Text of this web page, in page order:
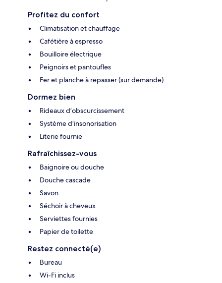
Profitez du confort
Climatisation et chauffage
Cafétière à espresso
Bouilloire électrique
Peignoirs et pantoufles
Fer et planche à repasser (sur demande)
Dormez bien
Rideaux d’obscurcissement
Système d’insonorisation
Literie fournie
Rafraîchissez-vous
Baignoire ou douche
Douche cascade
Savon
Séchoir à cheveux
Serviettes fournies
Papier de toilette
Restez connecté(e)
Bureau
Wi-Fi inclus